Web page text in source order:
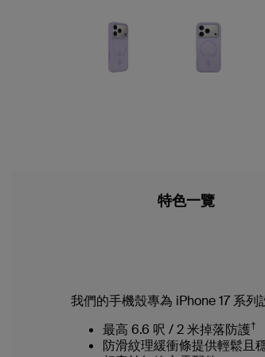
特色一覽
我們的手機殼專為 iPhone 17 系
最高 6.6 呎 / 2 米掉落防護†
防滑紋理緩衝條提供輕鬆且